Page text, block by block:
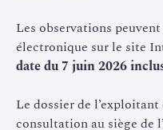
Les observations
électronique sur le site
date du 7 juin 2026
Le dossier de
consultation au siège de